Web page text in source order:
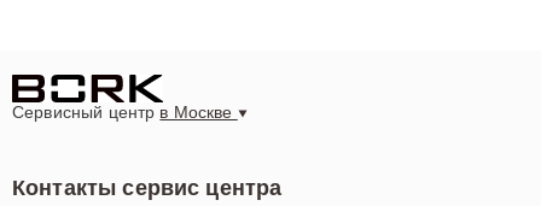
Сервисный центр в Москве
Контакты сервис центра